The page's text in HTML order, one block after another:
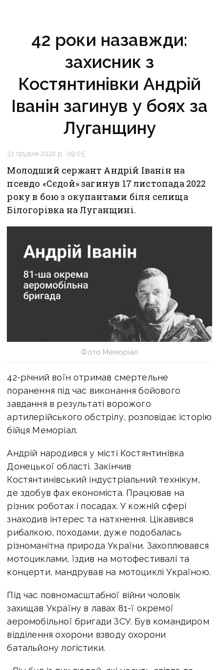
42 роки назавжди:
захисник з
Костянтинівки Андрій
Іванін загинув у боях за
Луганщину
31 грудня 2022 р., 09:05
Молодший сержант Андрій Іванін на
псевдо «Сєдой» загинув 17 листопада 2022
року в бою з окупантами біля селища
Білогорівка на Луганщині.
Фото Меморіал
42-річний воїн отримав смертельне
поранення під час виконання бойового
завдання в результаті ворожого
артилерійського обстрілу, розповідає історію
бійця Меморіал.
Андрій народився у місті Костянтинівка
Донецької області. Закінчив
Костянтинівський індустріальний технікум,
де здобув фах економіста. Працював на
різних роботах і посадах. У кожній сфері
знаходив інтерес та натхнення. Цікавився
рибалкою, походами, дуже подобалась
різноманітна природа України. Захоплювався
мотоциклами, їздив на мотофестивалі та
концерти, мандрував на мотоциклі Україною.
Під час повномасштабної війни чоловік
захищав Україну в лавах 81-ї окремої
аеромобільної бригади ЗСУ. Був командиром
відділення охорони взводу охорони
батальйону логістики.